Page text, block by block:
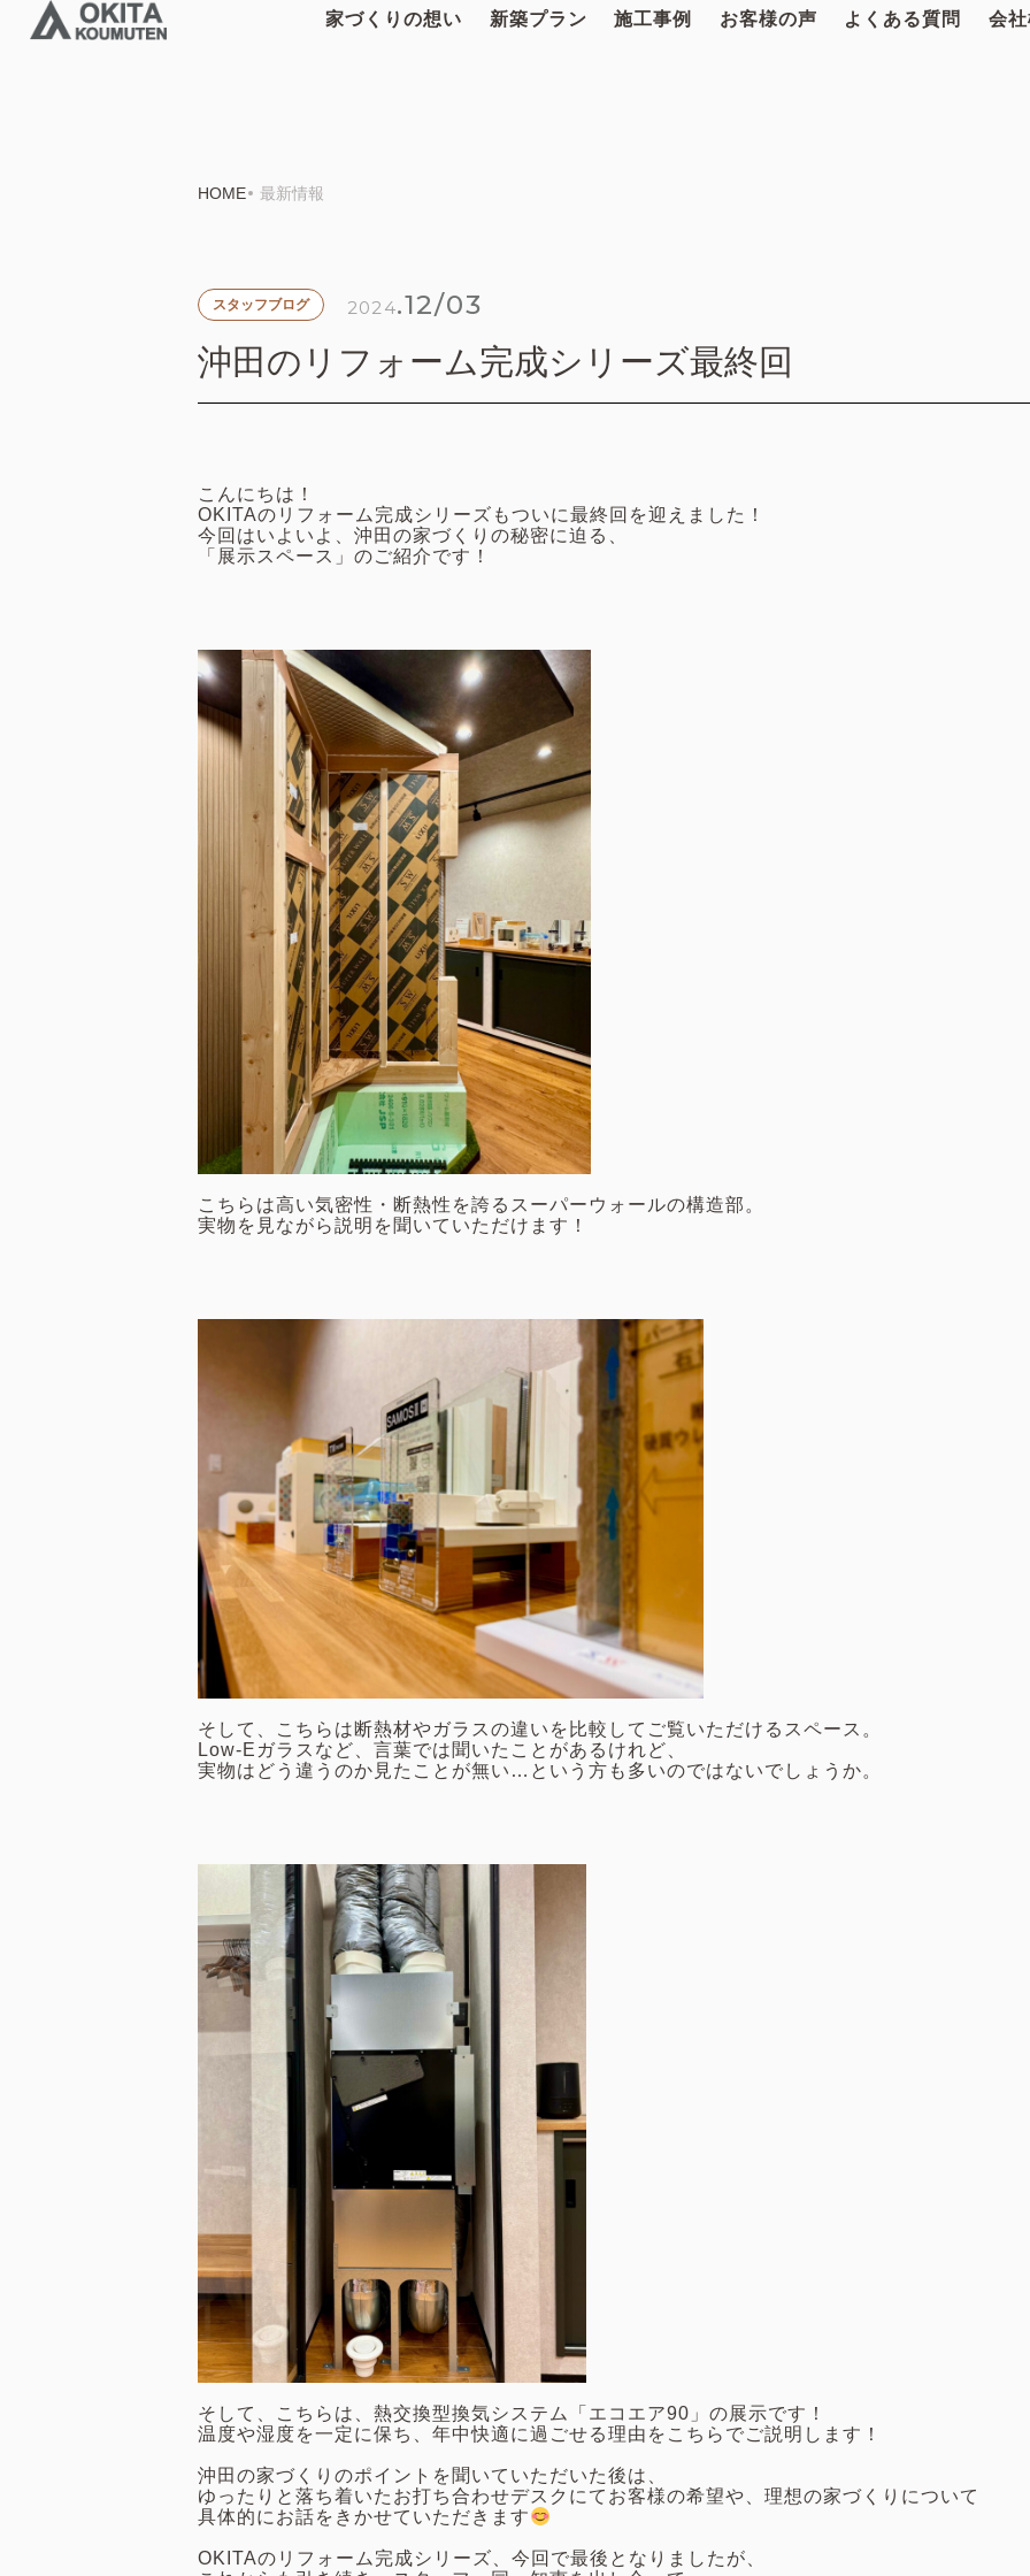
家づくりの想い 新築プラン 施工事例 お客様の声 よくある質問 会
HOME 最新情報
スタッフブログ 2024.12/03
沖田のリフォーム完成シリーズ最終回
こんにちは！
OKITAのリフォーム完成シリーズもついに最終回を迎えました！
今回はいよいよ、沖田の家づくりの秘密に迫る、
「展示スペース」のご紹介です！
こちらは高い気密性・断熱性を誇るスーパーウォールの構造部。
実物を見ながら説明を聞いていただけます！
そして、こちらは断熱材やガラスの違いを比較してご覧いただけるスペース。
Low-Eガラスなど、言葉では聞いたことがあるけれど、
実物はどう違うのか見たことが無い…という方も多いのではないでしょうか。
そして、こちらは、熱交換型換気システム「エコエア90」の展示です！
温度や湿度を一定に保ち、年中快適に過ごせる理由をこちらでご説明します！
沖田の家づくりのポイントを聞いていただいた後は、
ゆったりと落ち着いたお打ち合わせデスクにてお客様の希望や、理想の家づくりについて
具体的にお話をきかせていただきます
OKITAのリフォーム完成シリーズ、今回で最後となりましたが、